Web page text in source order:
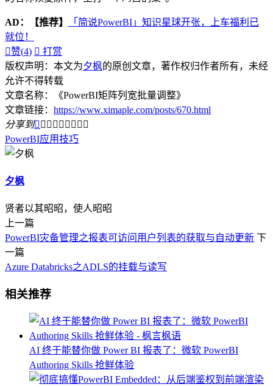
AD： 【推荐】
「简说PowerBI」知识星球开张，上车福利已
就位！
赞(4)  打赏
版权声明：本文为夕枫的原创文章，著作权归作者所有，未经
允许不得转载
文章名称：《PowerBI矩阵列宽批量调整》
文章链接： https://www.ximaple.com/posts/670.html
分享到        
PowerBI应用技巧
夕枫
贤者以其昭昭，使人昭昭
上一篇
PowerBI灾备管理之报表可访问用户列表的获取与自动更新 下
一篇
Azure Databricks之ADLS的挂载与读写
相关推荐
AI 终于能替你做 Power BI 报表了：微软 PowerBI
Authoring Skills 抢鲜体验